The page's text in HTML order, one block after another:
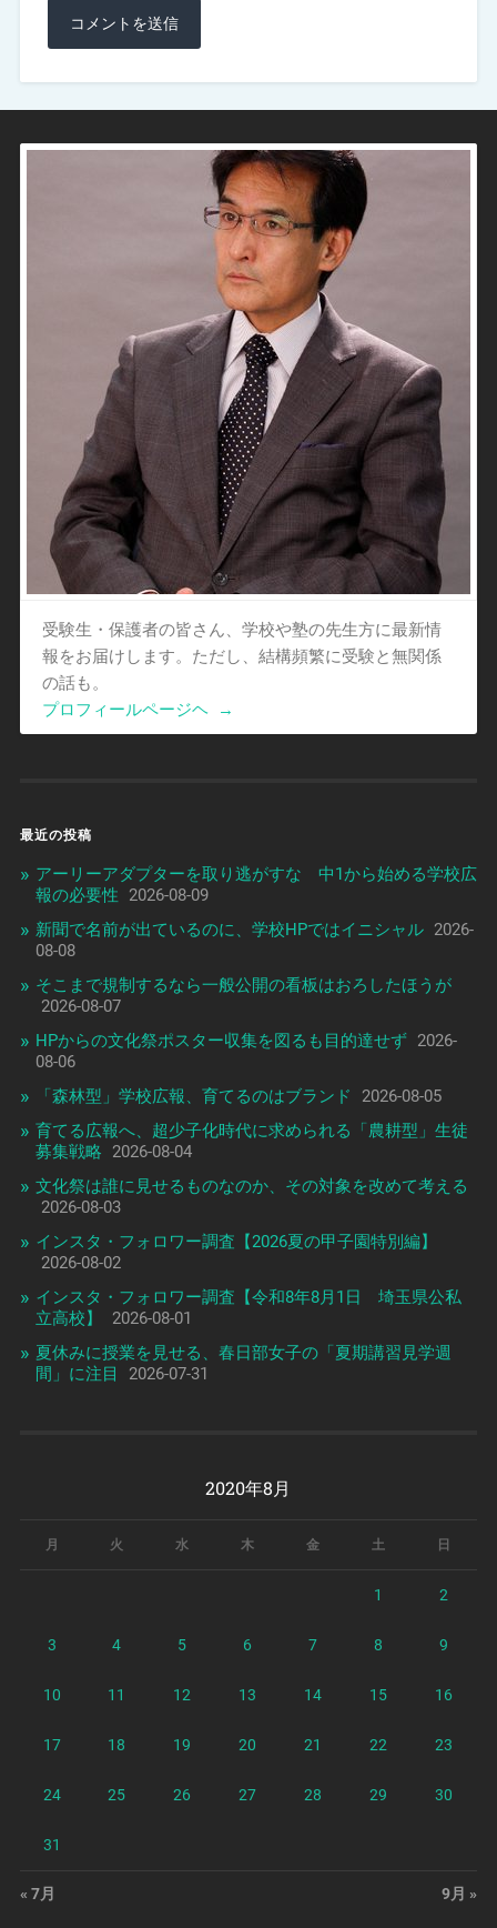
受験生・保護者の皆さん、学校や塾の先生方に最新情
報をお届けします。ただし、結構頻繁に受験と無関係
の話も。
プロフィールページヘ
→
最近の投稿
アーリーアダプターを取り逃がすな 中1から始める学校広
報の必要性
2026-08-09
新聞で名前が出ているのに、学校HPではイニシャル 2026-
08-08
そこまで規制するなら一般公開の看板はおろしたほうが
2026-08-07
HPからの文化祭ポスター収集を図るも目的達せず
2026-
08-06
「森林型」学校広報、育てるのはブランド
2026-08-05
育てる広報へ、超少子化時代に求められる「農耕型」生徒
募集戦略
2026-08-04
文化祭は誰に見せるものなのか、その対象を改めて考える
2026-08-03
インスタ・フォロワー調査【2026夏の甲子園特別編】
2026-08-02
インスタ・フォロワー調査【令和8年8月1日 埼玉県公私
立高校】
2026-08-01
夏休みに授業を見せる、春日部女子の「夏期講習見学週
間」に注目
2026-07-31
2020年8月
月 火 水 木 金 土 日
1 2
3 4 5 6 7 8 9
10 11 12 13 14 15 16
17 18 19 20 21 22 23
24 25 26 27 28 29 30
31
« 7月 9月 »